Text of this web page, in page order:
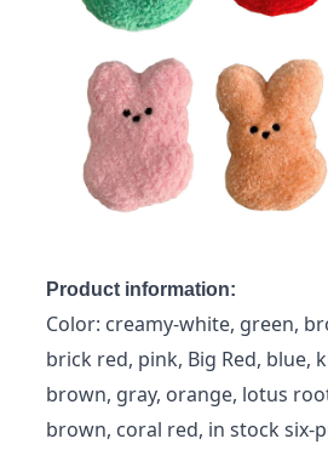
Product information:
Color: creamy-white, green,
brick red, pink, Big Red, blue,
brown, gray, orange, lotus
brown, coral red, in stock six-